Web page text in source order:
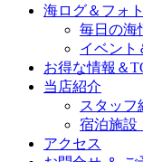
海ログ＆フォト
毎日の海
イベン
お得な情報＆
当店紹介
スタッフ
宿泊施設
アクセス